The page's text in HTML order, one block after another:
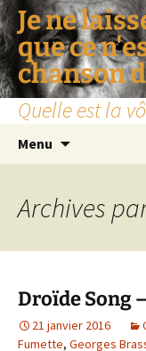
Je ne
que ce
chanson
Quelle est la
Menu
Archives
Droïde Song
21 janvier 2016
Fumette, Georges